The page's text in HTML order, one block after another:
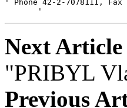
' Phone 42-2-7078111, Fax
       '
Next
"PRIBYL
Previous